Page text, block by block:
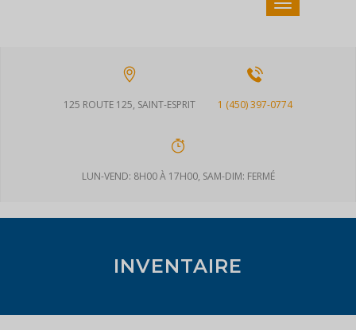
125 ROUTE 125, SAINT-ESPRIT 1 (450) 397-0774
LUN-VEND: 8H00 À 17H00, SAM-DIM: FERMÉ
INVENTAIRE